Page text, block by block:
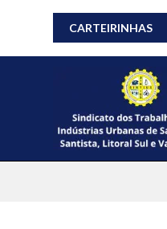
CARTEIRINHAS